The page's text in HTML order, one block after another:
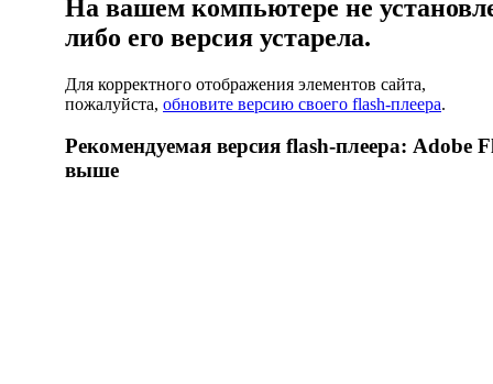
На вашем компьютере не
либо его версия устарела.
Для корректного отображения элементов сайта,
пожалуйста, обновите версию своего flash-плеера.
Рекомендуемая версия flash-плеера: Adobe
выше